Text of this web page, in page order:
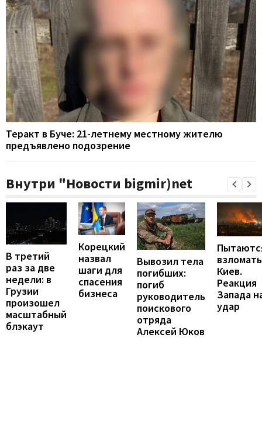
Теракт в Буче: 21-летнему местному жителю
предъявлено подозрение
Внутри "Новости bigmir)net
В третий
раз за две
недели: в
Грузии
произошел
масштабный
блэкаут
Корецкий
назвал
шаги для
спасения
бизнеса
Вывозил тела
погибших:
погиб
руководитель
поискового
отряда
Алексей Юков
взломать
Киев.
Реакция
Запада
удар